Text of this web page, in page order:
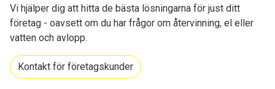
Vi hjälper dig att hitta de bästa lösningarna för just ditt
företag - oavsett om du har frågor om återvinning, el eller
vatten och avlopp.
Kontakt för företagskunder